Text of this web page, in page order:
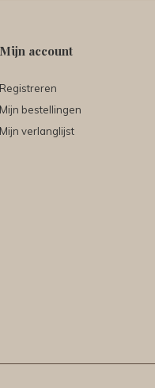
Mijn account
Registreren
Mijn bestellingen
Mijn verlanglijst